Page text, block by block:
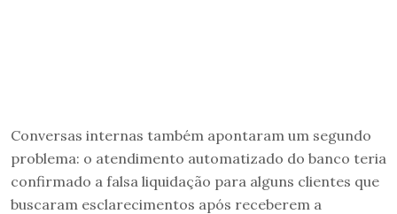
Conversas internas também apontaram um segundo
problema: o atendimento automatizado do banco teria
confirmado a falsa liquidação para alguns clientes que
buscaram esclarecimentos após receberem a